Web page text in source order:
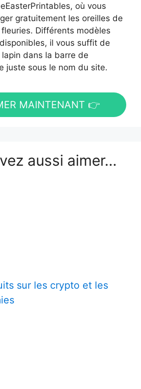
où vous
gratuitement les oreilles de
Différents modèles
il vous suffit de
dans la barre de
juste sous le nom du site.
MAINTENANT 👉
aussi aimer…
sur les crypto et les